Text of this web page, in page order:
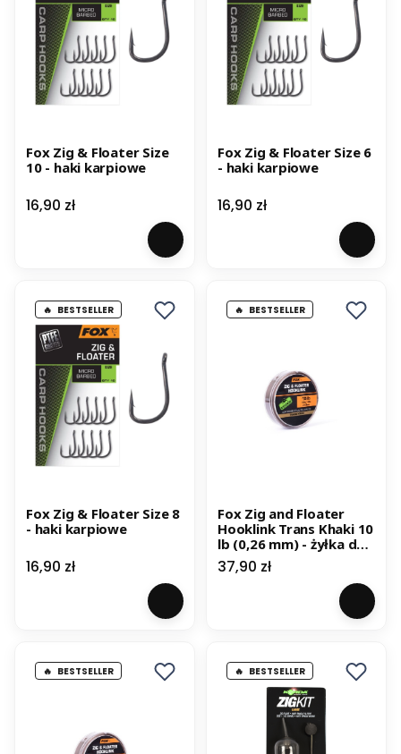
Fox Zig & Floater Size
10 - haki karpiowe
Cena
16,90 zł
Fox Zig & Floater Size 6
- haki karpiowe
Cena
16,90 zł
BESTSELLER
Fox Zig & Floater Size 8
- haki karpiowe
Cena
16,90 zł
BESTSELLER
Fox Zig and Floater
Hooklink Trans Khaki 10
lb (0,26 mm) - żyłka do
zig riga
Cena
37,90 zł
BESTSELLER BESTSELLER